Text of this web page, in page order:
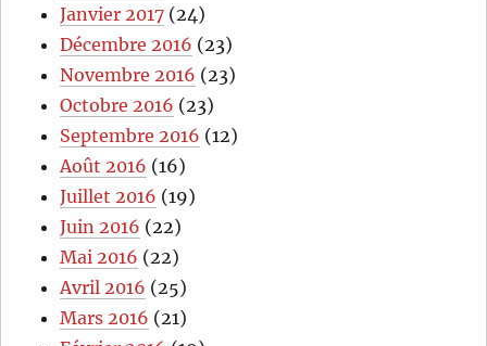
Janvier 2017 (24)
Décembre 2016 (23)
Novembre 2016 (23)
Octobre 2016 (23)
Septembre 2016 (12)
Août 2016 (16)
Juillet 2016 (19)
Juin 2016 (22)
Mai 2016 (22)
Avril 2016 (25)
Mars 2016 (21)